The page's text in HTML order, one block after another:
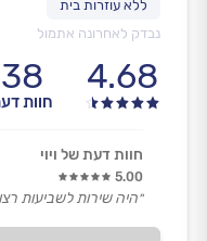
נבדק לאחרונה אתמול
4.68
38
חוות
חוות דעת של ויוי
5.00
״היה שירות לשביעות